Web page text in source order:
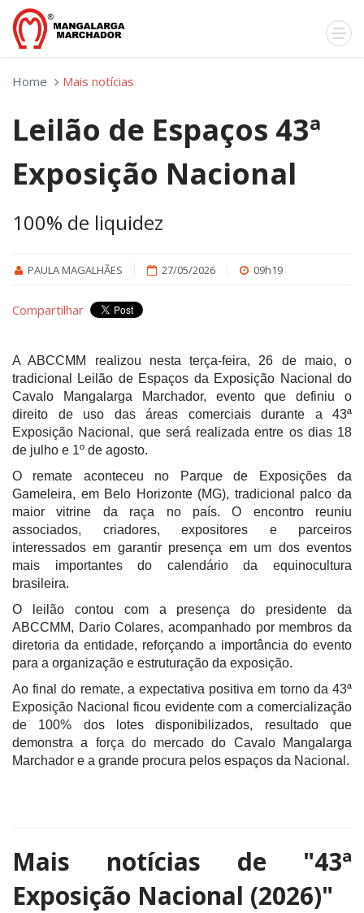
Home Mais notícias
Leilão de Espaços 43ª
Exposição Nacional
100% de liquidez
PAULA MAGALHÃES 27/05/2026 09h19
Compartilhar
A ABCCMM realizou nesta terça-feira, 26 de maio, o
tradicional Leilão de Espaços da Exposição Nacional do
Cavalo Mangalarga Marchador, evento que definiu o
direito de uso das áreas comerciais durante a 43ª
Exposição Nacional, que será realizada entre os dias 18
de julho e 1º de agosto.
O remate aconteceu no Parque de Exposições da
Gameleira, em Belo Horizonte (MG), tradicional palco da
maior vitrine da raça no país. O encontro reuniu
associados, criadores, expositores e parceiros
interessados em garantir presença em um dos eventos
mais importantes do calendário da equinocultura
brasileira.
O leilão contou com a presença do presidente da
ABCCMM, Dario Colares, acompanhado por membros da
diretoria da entidade, reforçando a importância do evento
para a organização e estruturação da exposição.
Ao final do remate, a expectativa positiva em torno da 43ª
Exposição Nacional ficou evidente com a comercialização
de 100% dos lotes disponibilizados, resultado que
demonstra a força do mercado do Cavalo Mangalarga
Marchador e a grande procura pelos espaços da Nacional.
Mais notícias de "43ª
Exposição Nacional (2026)"